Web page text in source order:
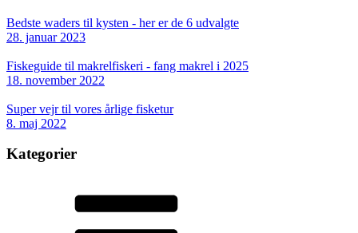
Bedste waders til kysten - her er de 6 udvalgte
28. januar 2023
Fiskeguide til makrelfiskeri - fang makrel i 2025
18. november 2022
Super vejr til vores årlige fisketur
8. maj 2022
Kategorier